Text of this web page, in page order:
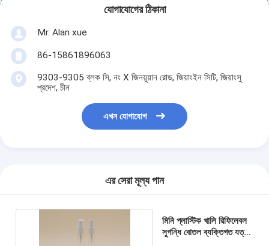
যোগাযোগের ঠিকানা
Mr. Alan xue
86-15861896063
9303-9305 ব্লক সি, নং X জিনয়ুয়ান রোড, জিয়াংইন সিটি, জিয়াংসু
প্রদেশ, চীন
এখন যোগাযোগ
এর সেরা মূল্য পান
মিনি প্লাস্টিক খালি রিফিলেবল
সুগন্ধি বোতল ব্যক্তিগত যত্ন